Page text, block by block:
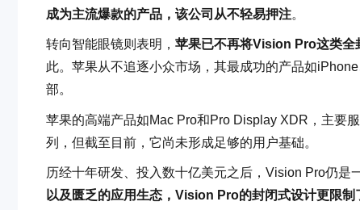
成为主流爆款的产品，该公司从不轻易押注。
转向智能眼镜则表明， 苹果已不再将Vision Pro这类全
此。苹果从不追逐小众市场，其最成功的产品如
部。
苹果的高端产品如Mac Pro和Pro Display XDR，主要
列，但截至目前，它尚未形成足够的用户基础。
历经十年研发、投入数十亿美元之后，Vision Pro仍是
以及匮乏的应用生态，Vision Pro的封闭式设计更限制